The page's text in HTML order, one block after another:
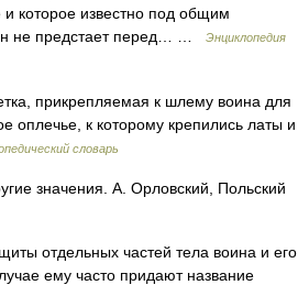
которое известно под общим
не предстает перед… …
Энциклопедия
прикрепляемая к шлему воина для
оплечье, к которому крепились латы и
словарь
значения. А. Орловский, Польский
отдельных частей тела воина и его
ему часто придают название